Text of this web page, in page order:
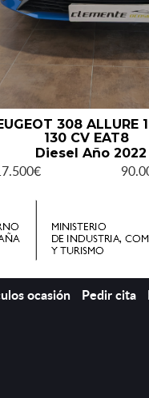
308 ALLURE
130 CV EAT8
Diesel Año 2022
ocasión Pedir cita